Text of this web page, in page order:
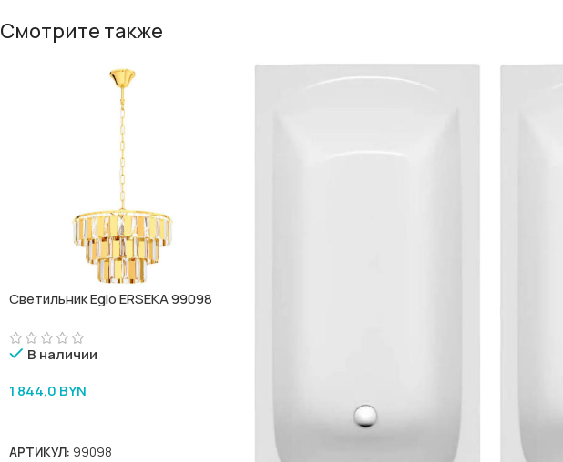
Смотрите также
Светильник Eglo ERSEKA 99098
В наличии
1 844,0 BYN
АРТИКУЛ: 99098